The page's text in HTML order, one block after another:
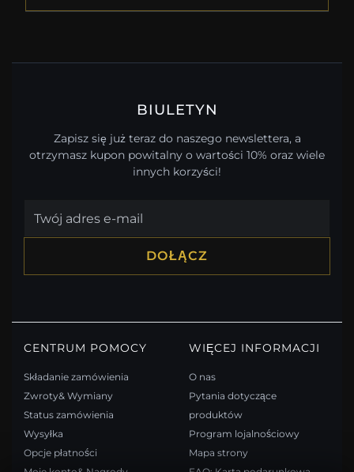
BIULETYN
Zapisz się już teraz do naszego newslettera, a
otrzymasz kupon powitalny o wartości 10% oraz wiele
innych korzyści!
DOŁĄCZ
CENTRUM POMOCY
Składanie zamówienia
Zwroty& Wymiany
Status zamówienia
Wysyłka
Opcje płatności
WIĘCEJ INFORMACJI
O nas
Pytania dotyczące
produktów
Program lojalnościowy
Mapa strony